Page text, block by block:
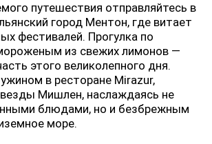
путешествия отправляйтесь в
город Ментон, где витает
фестивалей. Прогулка по
из свежих лимонов —
этого великолепного дня.
в ресторане Mirazur,
Мишлен, наслаждаясь не
блюдами, но и безбрежным
море.